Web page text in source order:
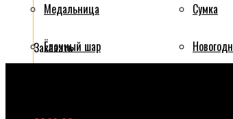
Заказать
Медальница
Ёлочный шар
Сумка